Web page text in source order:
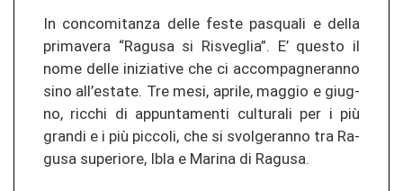
In con­com­itan­za delle feste pas­qua­li e della
pri­ma­ve­ra “Ra­gu­sa si Ris­veg­lia”. E’ ques­to il
nome delle in­izia­ti­ve che ci ac­com­pag­ne­ran­no
sino all’es­ta­te. Tre mesi, ap­ri­le, mag­gio e giug­
no, ric­chi di ap­pun­ta­men­ti cul­tu­ra­li per i più
gran­di e i più pic­co­li, che si svol­ge­ran­no tra Ra­
gu­sa su­pe­rio­re, Ibla e Ma­ri­na di Ra­gu­sa.